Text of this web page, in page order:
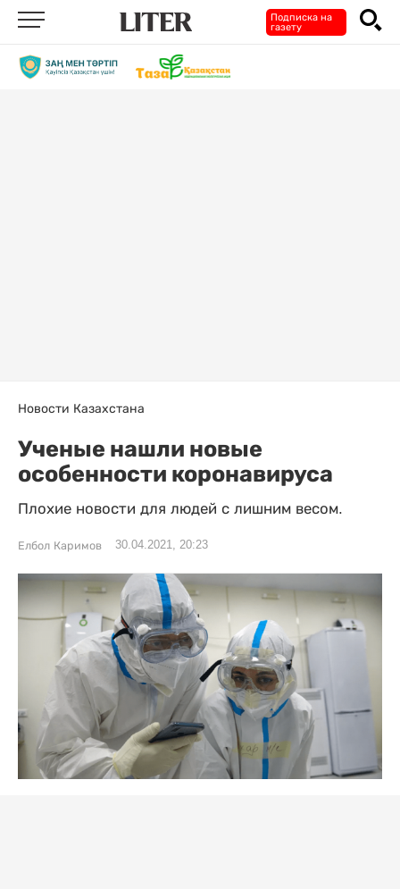
Подписка на
газету
Новости Казахстана
Ученые нашли новые
особенности коронавируса
Плохие новости для людей с лишним весом.
Елбол Каримов 30.04.2021, 20:23